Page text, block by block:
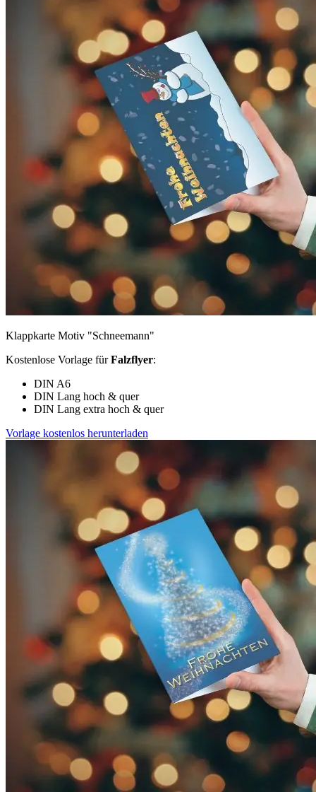
Klappkarte Motiv "Schneemann"
Kostenlose Vorlage fürFalzflyer:
DIN A6
DIN Lang hoch & quer
DIN Lang extra hoch & quer
Vorlage kostenlos herunterladen